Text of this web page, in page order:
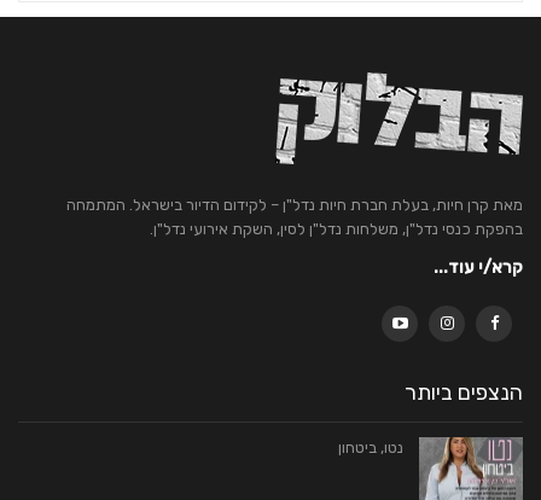
מאת קרן חיות, בעלת חברת חיות נדל"ן – לקידום הדיור בישראל. המתמחה
בהפקת כנסי נדל"ן, משלחות נדל"ן לסין, השקת אירועי נדל"ן.
קרא/י עוד...
הנצפים ביותר
נטו, ביטחון